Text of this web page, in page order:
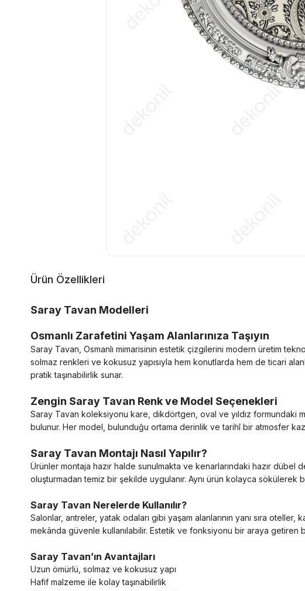
Ürün Özellikleri
Saray Tavan Modelleri
Osmanlı Zarafetini Yaşam Alanlarınıza Taşıyın
Saray Tavan, Osmanlı mimarisinin estetik çizgilerini modern üretim
solmaz renkleri ve kokusuz yapısıyla hem konutlarda hem de ticari
pratik taşınabilirlik sunar.
Zengin Saray Tavan Renk ve Model Seçenekleri
Saray Tavan koleksiyonu kare, dikdörtgen, oval ve yıldız formundaki
bulunur. Her model, bulunduğu ortama derinlik ve tarihî bir atmosfer
Saray Tavan Montajı Nasıl Yapılır?
Ürünler montaja hazır halde sunulmakta ve kenarlarındaki hazır
oluşturmadan temiz bir şekilde uygulanır. Aynı ürün kolayca sökülerek
Saray Tavan Nerelerde Kullanılır?
Salonlar, antreler, yatak odaları gibi yaşam alanlarının yanı sıra
mekânda güvenle kullanılabilir. Estetik ve fonksiyonu bir araya
Saray Tavan’ın Avantajları
Uzun ömürlü, solmaz ve kokusuz yapı
Hafif malzeme ile kolay taşınabilirlik